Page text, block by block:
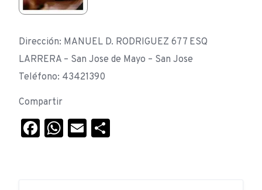
Dirección: MANUEL D. RODRIGUEZ 677 ESQ
LARRERA – San Jose de Mayo – San Jose
Teléfono: 43421390
Compartir
Facebook
WhatsApp
Email